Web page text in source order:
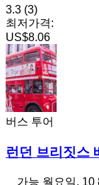
3.3 (3)
최저가격:
US$8.06
버스 투어
런던 브리짓스
가능 월요일, 10